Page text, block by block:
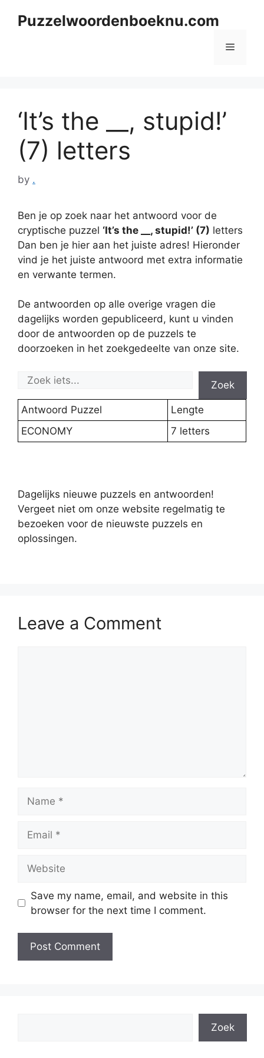
Puzzelwoordenboeknu.com
Menu
‘It’s the __, stupid!’
(7) letters
by .
Ben je op zoek naar het antwoord voor de
cryptische puzzel ‘It’s the __, stupid!’ (7) letters
Dan ben je hier aan het juiste adres! Hieronder
vind je het juiste antwoord met extra informatie
en verwante termen.
De antwoorden op alle overige vragen die
dagelijks worden gepubliceerd, kunt u vinden
door de antwoorden op de puzzels te
doorzoeken in het zoekgedeelte van onze site.
Zoek
Antwoord Puzzel
Lengte
ECONOMY
7 letters
Dagelijks nieuwe puzzels en antwoorden!
Vergeet niet om onze website regelmatig te
bezoeken voor de nieuwste puzzels en
oplossingen.
Leave a Comment
Save my name, email, and website in this
browser for the next time I comment.
Zoek